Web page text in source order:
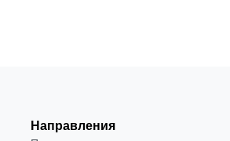
Направления